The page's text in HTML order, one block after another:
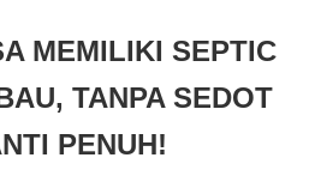
MEMILIKI SEPTIC
TANPA SEDOT
PENUH!